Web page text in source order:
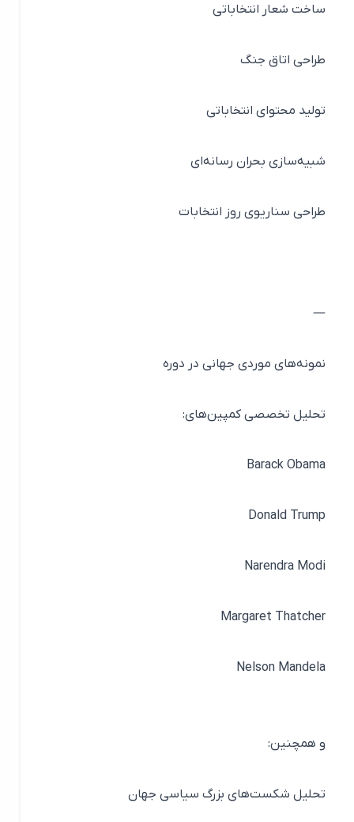
ساخت شعار انتخاباتی
طراحی اتاق جنگ
تولید محتوای انتخاباتی
شبیه‌سازی بحران رسانه‌ای
طراحی سناریوی روز انتخابات
نمونه‌های موردی جهانی در دوره
تحلیل تخصصی کمپین‌های:
Barack Obama
Donald Trump
Narendra Modi
Margaret Thatcher
Nelson Mandela
و همچنین:
تحلیل شکست‌های بزرگ سیاسی جهان